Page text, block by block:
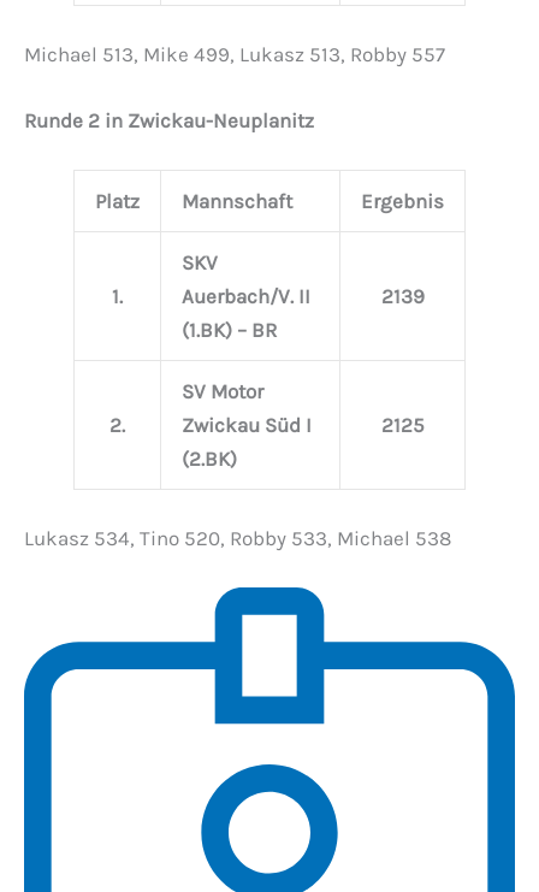
Michael 513, Mike 499, Lukasz 513, Robby 557
Runde 2 in Zwickau-Neuplanitz
Platz Mannschaft Ergebnis
1.
SKV
Auerbach/V. II
(1.BK) – BR
2139
2.
SV Motor
Zwickau Süd I
(2.BK)
2125
Lukasz 534, Tino 520, Robby 533, Michael 538